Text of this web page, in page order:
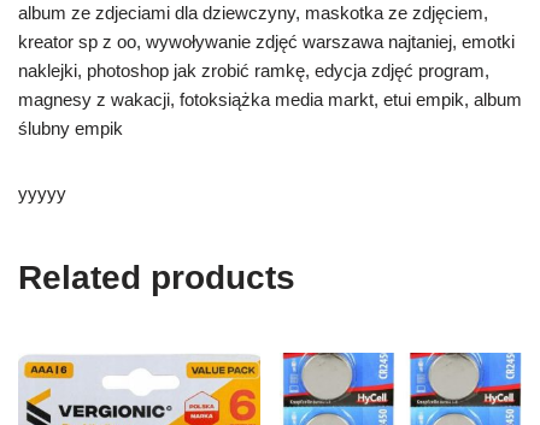
album ze zdjeciami dla dziewczyny, maskotka ze zdjęciem,
kreator sp z oo, wywoływanie zdjęć warszawa najtaniej, emotki
naklejki, photoshop jak zrobić ramkę, edycja zdjęć program,
magnesy z wakacji, fotoksiążka media markt, etui empik, album
ślubny empik
yyyyy
Related products